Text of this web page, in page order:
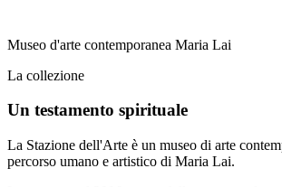
Museo d'arte contemporanea Maria Lai
La collezione
Un testamento spirituale
La Stazione dell'Arte è un museo di arte
percorso umano e artistico di Maria Lai.